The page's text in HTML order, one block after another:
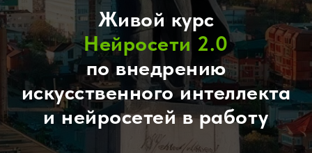
Живой курс
Нейросети 2.0
по внедрению
искусственного интеллекта
и нейросетей в работу